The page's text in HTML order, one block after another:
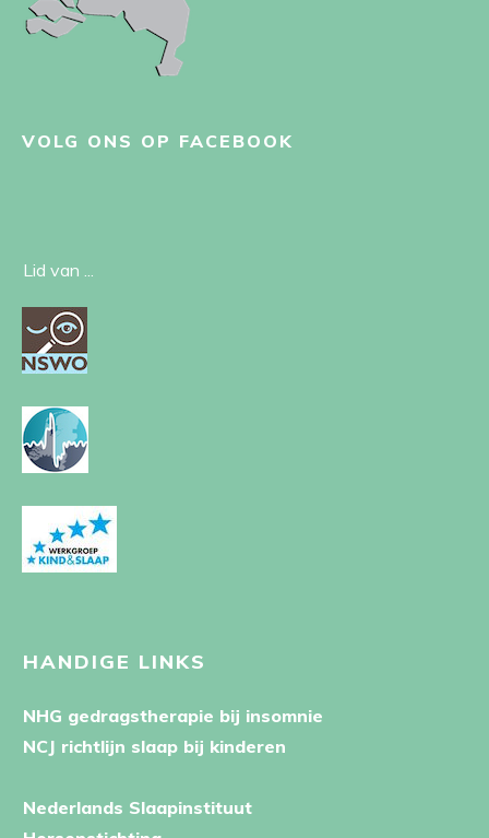
VOLG ONS OP FACEBOOK
Lid van ...
HANDIGE LINKS
NHG gedragstherapie bij insomnie
NCJ richtlijn slaap bij kinderen
Nederlands Slaapinstituut